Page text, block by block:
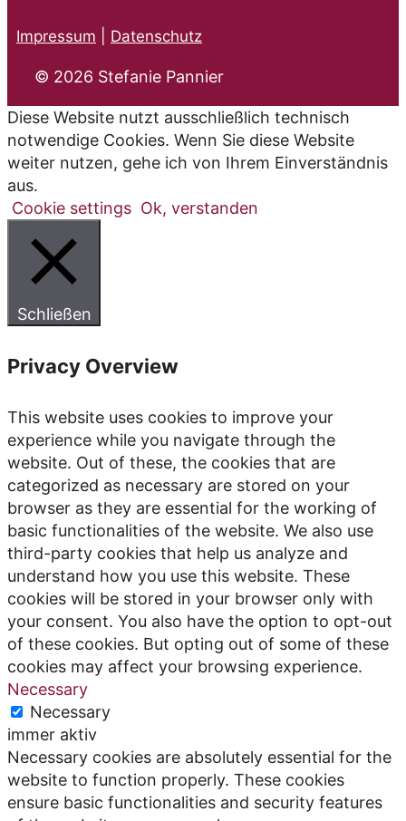
Impressum Datenschutz
© 2026 Stefanie Pannier
Diese Website nutzt ausschließlich technisch
notwendige Cookies. Wenn Sie diese Website
weiter nutzen, gehe ich von Ihrem Einverständnis
aus.
Cookie settings Ok, verstanden
Schließen
Privacy Overview
This website uses cookies to improve your
experience while you navigate through the
website. Out of these, the cookies that are
categorized as necessary are stored on your
browser as they are essential for the working of
basic functionalities of the website. We also use
third-party cookies that help us analyze and
understand how you use this website. These
cookies will be stored in your browser only with
your consent. You also have the option to opt-out
of these cookies. But opting out of some of these
cookies may affect your browsing experience.
Necessary
Necessary
immer aktiv
Necessary cookies are absolutely essential for the
website to function properly. These cookies
ensure basic functionalities and security features